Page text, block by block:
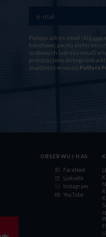
Podając adres email i klikając
handlowej pocztą
osobowych (adresu email) w
przeznaczony do tego link w
znajdziesz w naszej Polityce
OBSERWUJ NAS
Facebook
LinkedIn
Instagram
YouTube